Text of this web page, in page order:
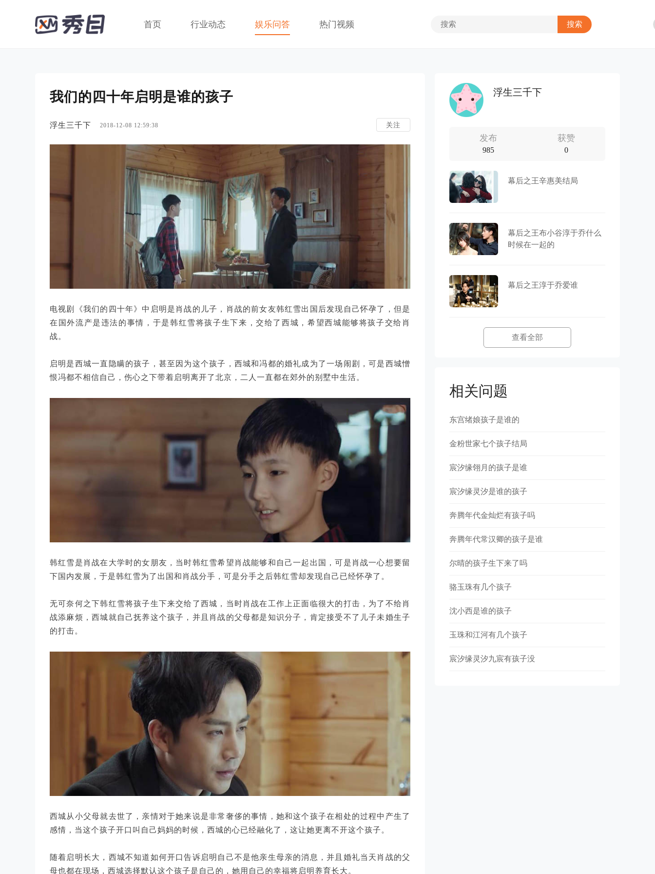
首页 行业动态 娱乐问答 热门视频
我们的四十年启明是谁的孩子
浮生三千下 2018-12-08 12:59:38 关注
电视剧《我们的四十年》中启明是肖战的儿子，肖战的前女友韩红雪出国后发现自己怀孕了，但是
在国外流产是违法的事情，于是韩红雪将孩子生下来，交给了西城，希望西城能够将孩子交给肖
战。
启明是西城一直隐瞒的孩子，甚至因为这个孩子，西城和冯都的婚礼成为了一场闹剧，可是西城憎
恨冯都不相信自己，伤心之下带着启明离开了北京，二人一直都在郊外的别墅中生活。
韩红雪是肖战在大学时的女朋友，当时韩红雪希望肖战能够和自己一起出国，可是肖战一心想要留
下国内发展，于是韩红雪为了出国和肖战分手，可是分手之后韩红雪却发现自己已经怀孕了。
无可奈何之下韩红雪将孩子生下来交给了西城，当时肖战在工作上正面临很大的打击，为了不给肖
战添麻烦，西城就自己抚养这个孩子，并且肖战的父母都是知识分子，肯定接受不了儿子未婚生子
的打击。
西城从小父母就去世了，亲情对于她来说是非常奢侈的事情，她和这个孩子在相处的过程中产生了
感情，当这个孩子开口叫自己妈妈的时候，西城的心已经融化了，这让她更离不开这个孩子。
随着启明长大，西城不知道如何开口告诉启明自己不是他亲生母亲的消息，并且婚礼当天肖战的父
母也都在现场，西城选择默认这个孩子是自己的，她用自己的幸福将启明养育长大。
浮生三千下
发布
985
获赞
0
幕后之王辛惠美结局
幕后之王布小谷淳于乔什么
时候在一起的
幕后之王淳于乔爱谁
查看全部
相关问题
东宫绪娘孩子是谁的
金粉世家七个孩子结局
宸汐缘翎月的孩子是谁
宸汐缘灵汐是谁的孩子
奔腾年代金灿烂有孩子吗
奔腾年代常汉卿的孩子是谁
尔晴的孩子生下来了吗
骆玉珠有几个孩子
沈小西是谁的孩子
玉珠和江河有几个孩子
宸汐缘灵汐九宸有孩子没